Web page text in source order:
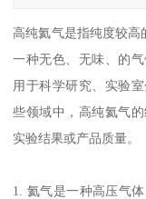
高纯氦气是指纯度较高
一种无色、无味、的
用于科学研究、实验
些领域中，高纯氦气
实验结果或产品质量。
1. 氦气是一种高压气